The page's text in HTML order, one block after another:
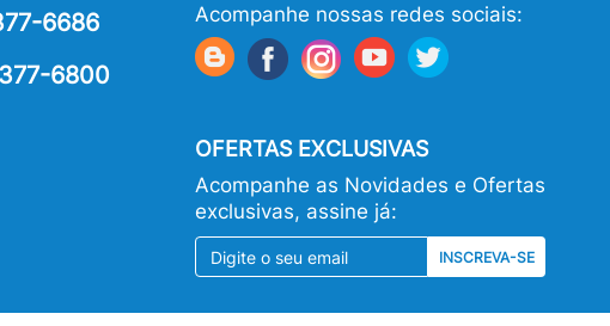
6686
6800
Acompanhe nossas redes sociais:
OFERTAS EXCLUSIVAS
Acompanhe as Novidades e Ofertas
exclusivas, assine já:
INSCREVA-SE